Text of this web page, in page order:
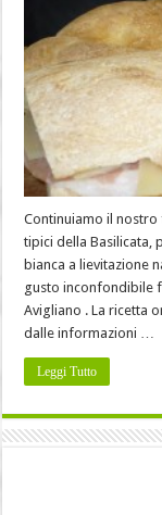
Continuiamo il
tipici della Basilicata,
bianca a lievitazione
gusto inconfondibile
Avigliano . La ricetta
dalle informazioni …
Leggi Tutto